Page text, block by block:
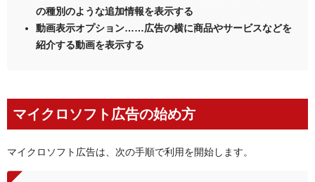
の種別のような追加情報を表示する
動画表示オプション……広告の横に商品やサービスなどを
紹介する動画を表示する
マイクロソフト広告の始め方
マイクロソフト広告は、次の手順で利用を開始します。